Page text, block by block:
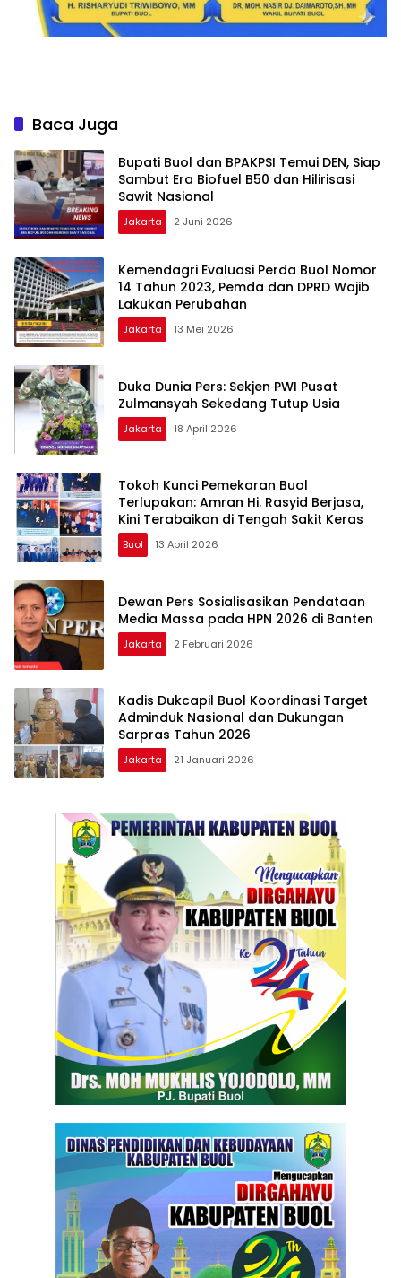
Baca Juga
Bupati Buol dan BPAKPSI Temui DEN, Siap
Sambut Era Biofuel B50 dan Hilirisasi
Sawit Nasional
Jakarta 2 Juni 2026
Kemendagri Evaluasi Perda Buol Nomor
14 Tahun 2023, Pemda dan DPRD Wajib
Lakukan Perubahan
Jakarta 13 Mei 2026
Duka Dunia Pers: Sekjen PWI Pusat
Zulmansyah Sekedang Tutup Usia
Jakarta 18 April 2026
Tokoh Kunci Pemekaran Buol
Terlupakan: Amran Hi. Rasyid Berjasa,
Kini Terabaikan di Tengah Sakit Keras
Buol 13 April 2026
Dewan Pers Sosialisasikan Pendataan
Media Massa pada HPN 2026 di Banten
Jakarta 2 Februari 2026
Kadis Dukcapil Buol Koordinasi Target
Adminduk Nasional dan Dukungan
Sarpras Tahun 2026
Jakarta 21 Januari 2026